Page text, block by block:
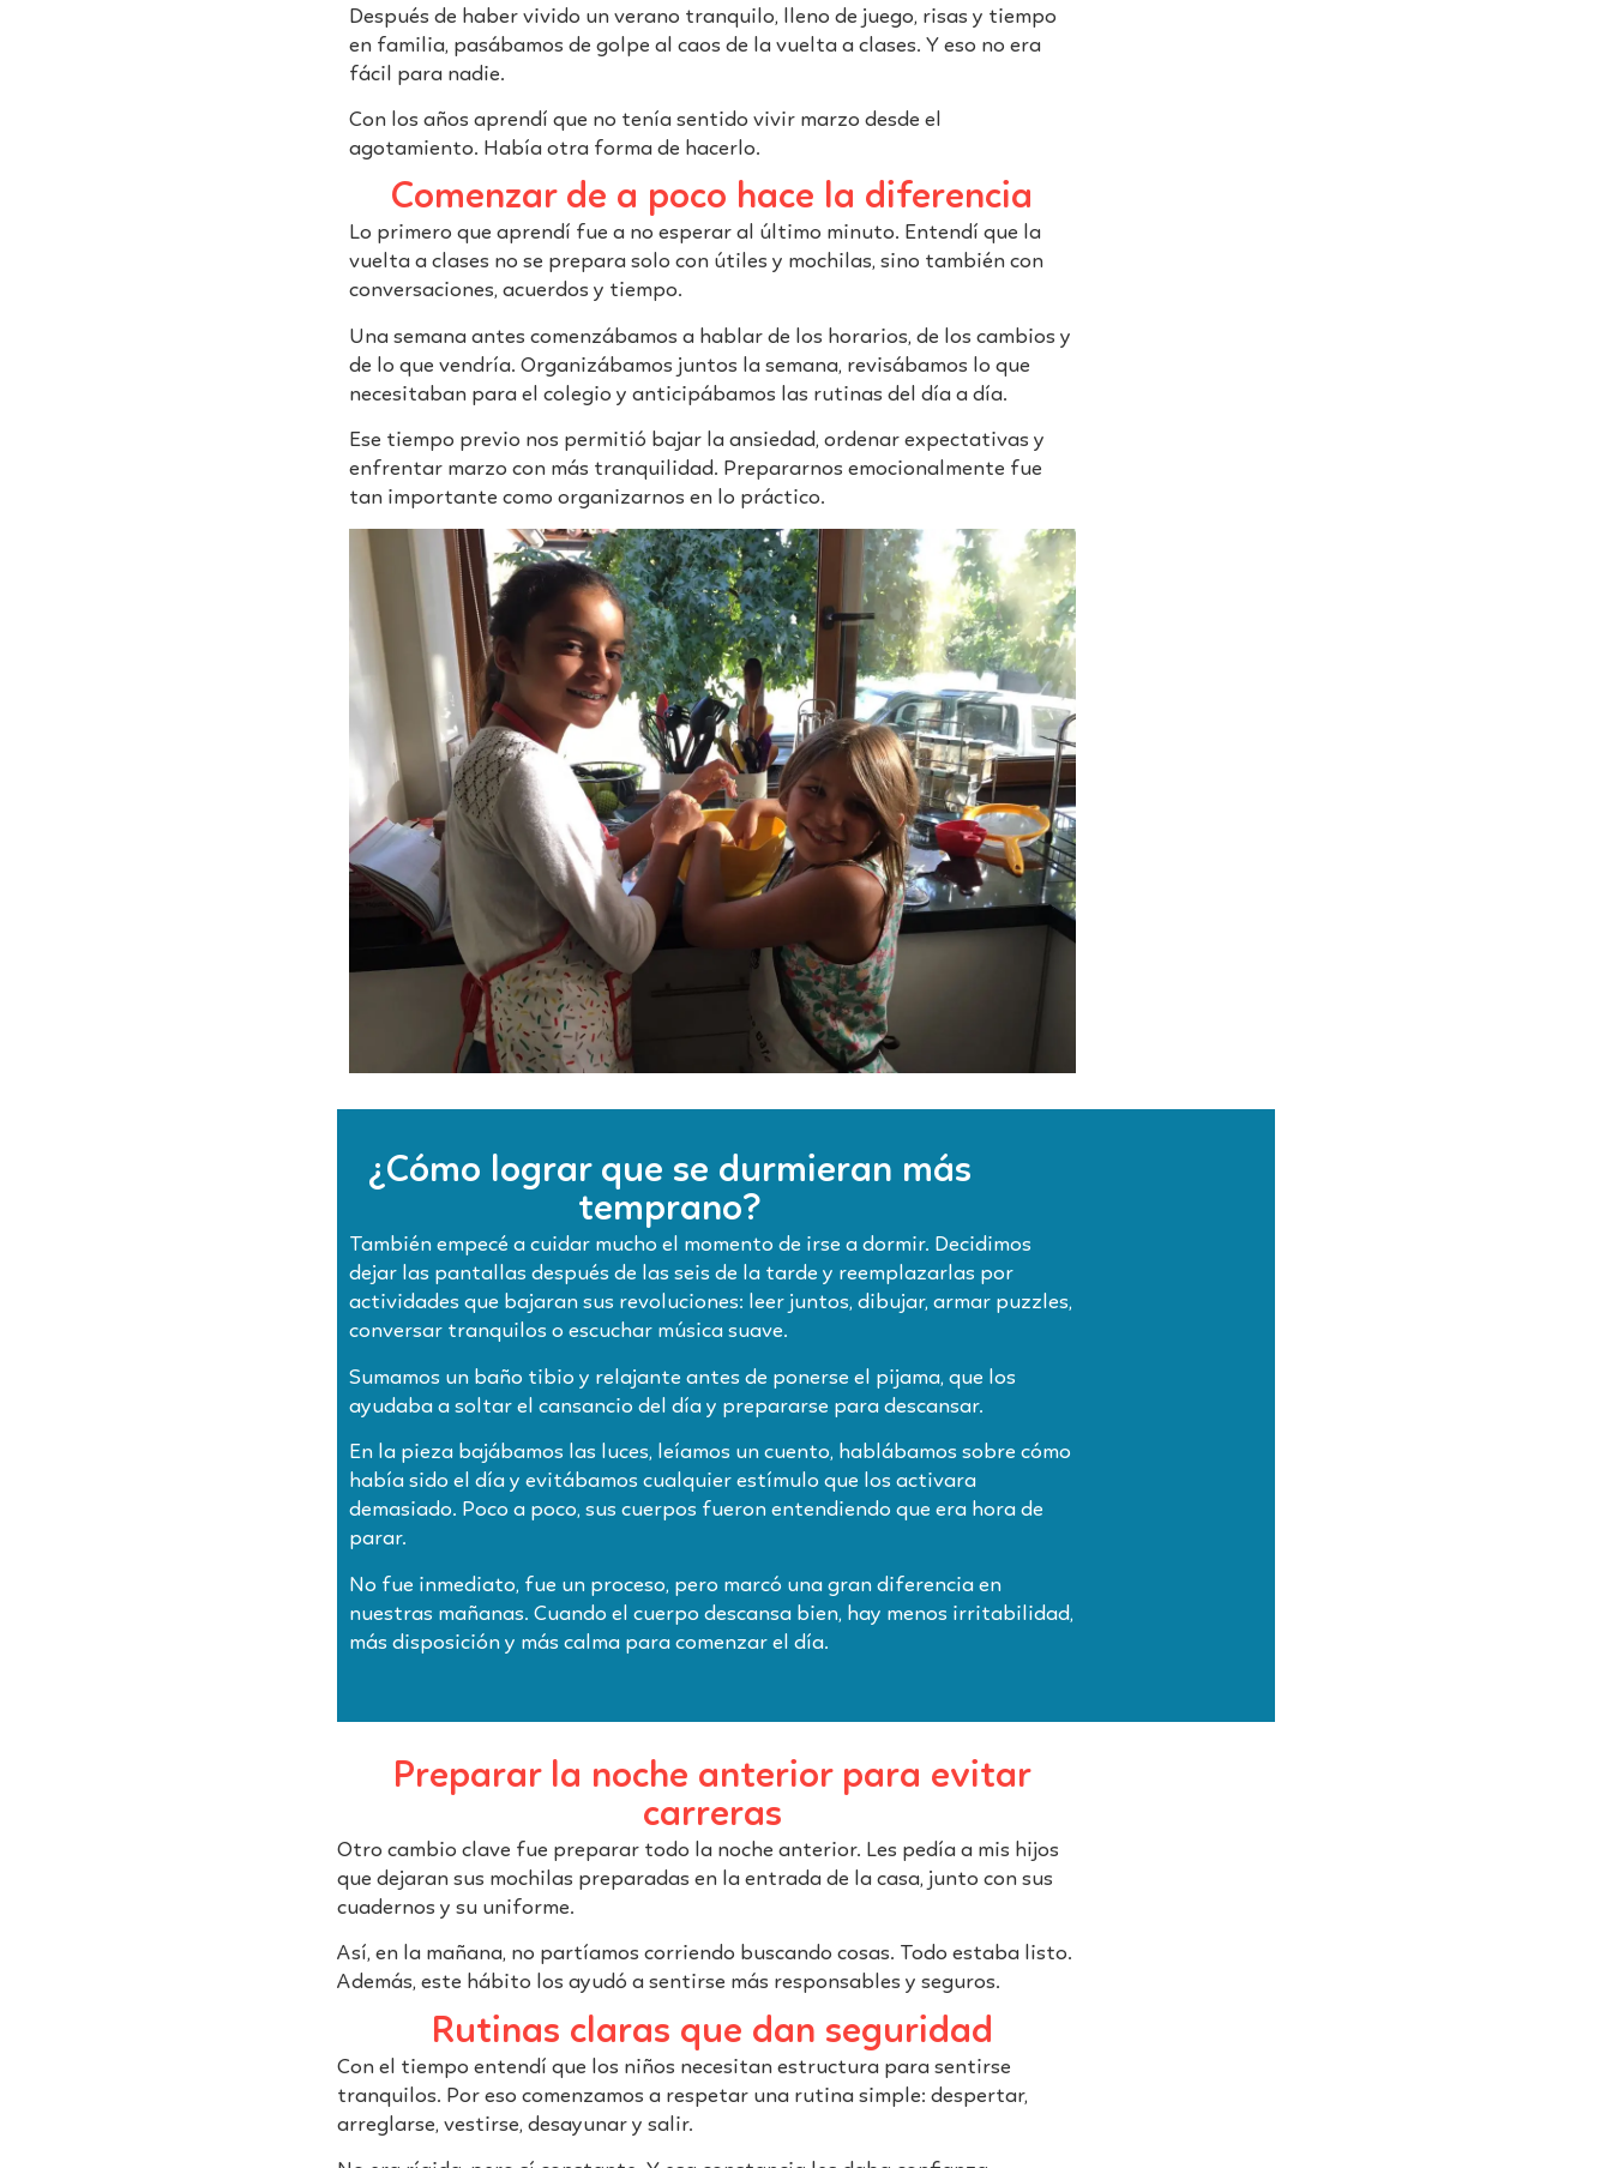
Después de haber vivido un verano tranquilo, lleno de juego, risas y tiempo
en familia, pasábamos de golpe al caos de la vuelta a clases. Y eso no era
fácil para nadie.
Con los años aprendí que no tenía sentido vivir marzo desde el
agotamiento. Había otra forma de hacerlo.
Comenzar de a poco hace la diferencia
Lo primero que aprendí fue a no esperar al último minuto. Entendí que la
vuelta a clases no se prepara solo con útiles y mochilas, sino también con
conversaciones, acuerdos y tiempo.
Una semana antes comenzábamos a hablar de los horarios, de los cambios y
de lo que vendría. Organizábamos juntos la semana, revisábamos lo que
necesitaban para el colegio y anticipábamos las rutinas del día a día.
Ese tiempo previo nos permitió bajar la ansiedad, ordenar expectativas y
enfrentar marzo con más tranquilidad. Prepararnos emocionalmente fue
tan importante como organizarnos en lo práctico.
¿Cómo lograr que se durmieran más
temprano?
También empecé a cuidar mucho el momento de irse a dormir. Decidimos
dejar las pantallas después de las seis de la tarde y reemplazarlas por
actividades que bajaran sus revoluciones: leer juntos, dibujar, armar puzzles,
conversar tranquilos o escuchar música suave.
Sumamos un baño tibio y relajante antes de ponerse el pijama, que los
ayudaba a soltar el cansancio del día y prepararse para descansar.
En la pieza bajábamos las luces, leíamos un cuento, hablábamos sobre cómo
había sido el día y evitábamos cualquier estímulo que los activara
demasiado. Poco a poco, sus cuerpos fueron entendiendo que era hora de
parar.
No fue inmediato, fue un proceso, pero marcó una gran diferencia en
nuestras mañanas. Cuando el cuerpo descansa bien, hay menos irritabilidad,
más disposición y más calma para comenzar el día.
Preparar la noche anterior para evitar
carreras
Otro cambio clave fue preparar todo la noche anterior. Les pedía a mis hijos
que dejaran sus mochilas preparadas en la entrada de la casa, junto con sus
cuadernos y su uniforme.
Así, en la mañana, no partíamos corriendo buscando cosas. Todo estaba listo.
Además, este hábito los ayudó a sentirse más responsables y seguros.
Rutinas claras que dan seguridad
Con el tiempo entendí que los niños necesitan estructura para sentirse
tranquilos. Por eso comenzamos a respetar una rutina simple: despertar,
arreglarse, vestirse, desayunar y salir.